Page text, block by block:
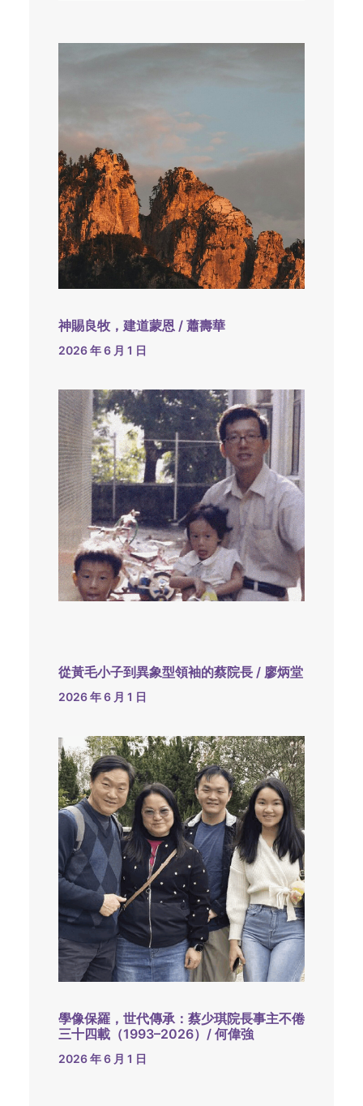
神賜良牧，建道蒙恩 / 蕭壽華
2026 年 6 月 1 日
從黃毛小子到異象型領袖的蔡院長 / 廖炳堂
2026 年 6 月 1 日
學像保羅，世代傳承：蔡少琪院長事主不倦
三十四載（1993–2026）/ 何偉強
2026 年 6 月 1 日